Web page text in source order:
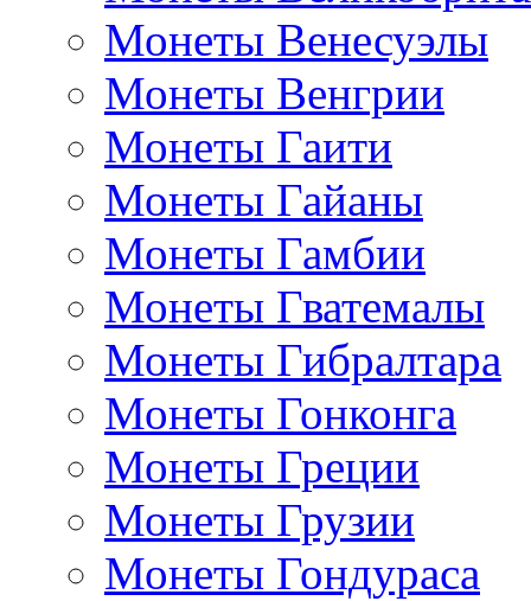
Монеты Венесуэлы
Монеты Венгрии
Монеты Гаити
Монеты Гайаны
Монеты Гамбии
Монеты Гватемалы
Монеты Гибралтара
Монеты Гонконга
Монеты Греции
Монеты Грузии
Монеты Гондураса